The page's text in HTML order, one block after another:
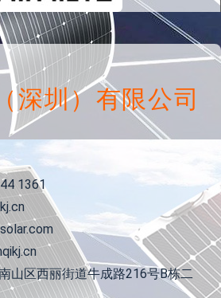
深圳）有限公司
1361
山区西丽街道牛成路216号B栋二